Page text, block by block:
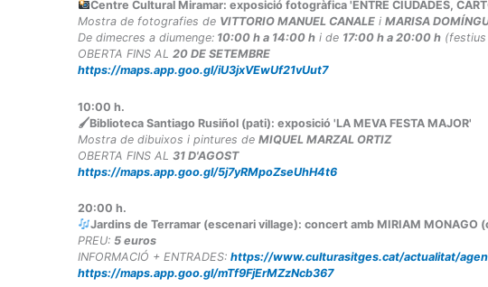
Centre Cultural Miramar: exposició fotogràfica 'ENTRE CIUDADES,
Mostra de fotografies de VITTORIO MANUEL CANALE i MARISA
De dimecres a diumenge: 10:00 h a 14:00 h i de 17:00 h a 20:00 h
OBERTA FINS AL 20 DE SETEMBRE
https://maps.app.goo.gl/iU3jxVEwUf21vUut7
10:00 h.
🖌Biblioteca Santiago Rusiñol (pati): exposició 'LA MEVA FESTA MAJOR'
Mostra de dibuixos i pintures de MIQUEL MARZAL ORTIZ
OBERTA FINS AL 31 D'AGOST
https://maps.app.goo.gl/5j7yRMpoZseUhH4t6
20:00 h.
Jardins de Terramar (escenari village): concert amb MIRIAM MONAGO
PREU: 5 euros
INFORMACIÓ + ENTRADES: https://www.culturasitges.cat/actualitat/
https://maps.app.goo.gl/mTf9FjErMZzNcb367